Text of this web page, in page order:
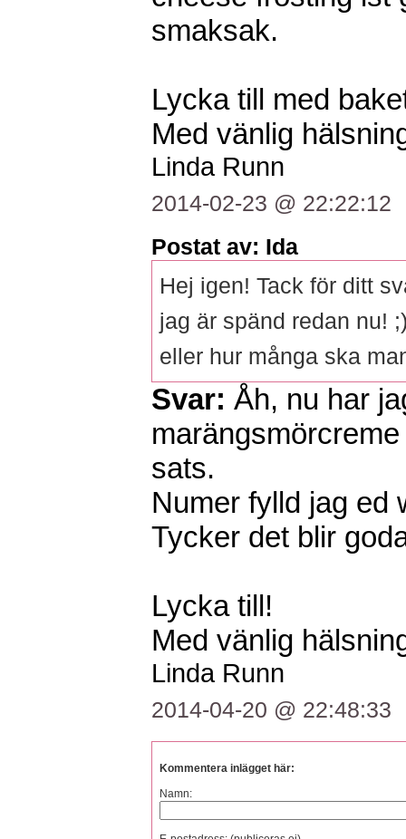
smaksak.
Lycka till med
Med vänlig
Linda Runn
2014-02-23 @ 22:22:12
Postat av: Ida
Hej igen! Tack för ditt
jag är spänd redan nu!
eller hur många ska
Svar: Åh, nu har
sats.
Numer fylld jag ed
Tycker det blir
Lycka till!
Med vänlig
Linda Runn
2014-04-20 @ 22:48:33
Kommentera inlägget här:
Namn: